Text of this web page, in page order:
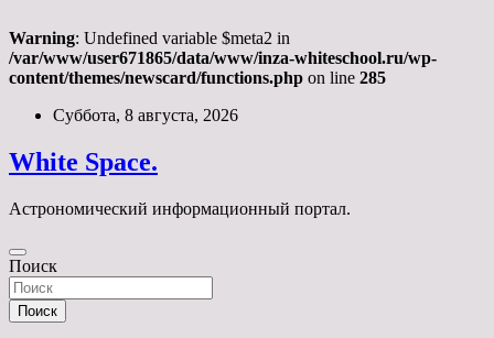
Warning: Undefined variable $meta2 in
/var/www/user671865/data/www/inza-whiteschool.ru/wp-
content/themes/newscard/functions.php on line 285
Перейти
содержимому
Суббота, 8 августа, 2026
White Space.
Астрономический информационный портал.
Поиск
Поиск